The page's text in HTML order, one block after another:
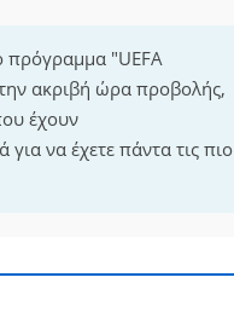
πρόγραμμα "UEFA
ακριβή ώρα προβολής,
έχουν
να έχετε πάντα τις πιο